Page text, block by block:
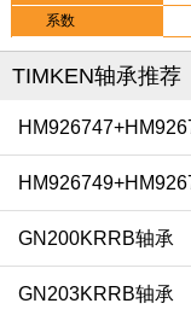
系数
TIMKEN轴承推荐
GN200KRRB轴承
GN203KRRB轴承